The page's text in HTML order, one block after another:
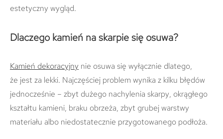
estetyczny wygląd.
Dlaczego kamień na skarpie się osuwa?
Kamień dekoracyjny nie osuwa się wyłącznie dlatego,
że jest za lekki. Najczęściej problem wynika z kilku błędów
jednocześnie – zbyt dużego nachylenia skarpy, okrągłego
kształtu kamieni, braku obrzeża, zbyt grubej warstwy
materiału albo niedostatecznie przygotowanego podłoża.